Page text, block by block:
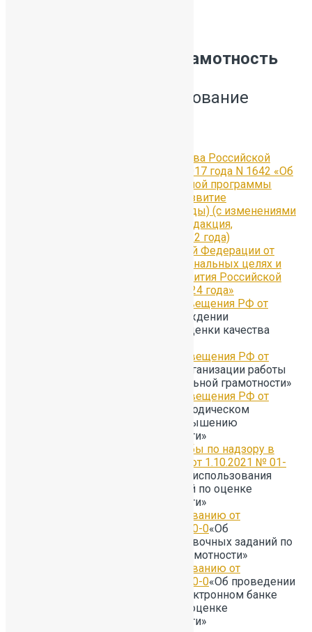
Функциональная грамотность
Нормативное регулирование
Постановление правительства Российской
Федерации от 26 декабря 2017 года N 1642 «Об
утверждении государственной программы
Российской Федерации «Развитие
образования» (2018-2025 годы) (с изменениями
на 24 декабря 2021 года) (редакция,
действующая с 6 января 2022 года)
Указ Президента Российской Федерации от
07.05.2018 г. № 204 «О национальных целях и
стратегических задачах развития Российской
Федерации на период до 2024 года»
Приказ Министерства Просвещения РФ от
Об утверждении
методологии и критериев оценки качества
Письмо Министерства просвещения РФ от
«Об организации работы
по повышению функциональной грамотности»
Письмо Министерства просвещения РФ от
«О методическом
обеспечении работы по повышению
функциональной грамотности»
Письмо Федеральной службы по надзору в
сфере образования и науки от 1.10.2021 № 01-
«Об обеспечении использования
Электронного банка заданий по оценке
функциональной грамотности»
Письмо Комитета по образованию от
25.11.2021 №03-28-9830/21-0-0«Об
электронном банке тренировочных заданий по
оценке функциональной грамотности»
Письмо Комитета по образованию от
15.03.2022 №03-28-2991/22-0-0«Об проведении
итоговой диагностики в Электронном банке
тренировочных заданий по оценке
функциональной грамотности»